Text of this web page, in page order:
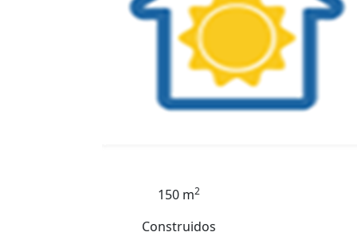
150 m2
Construidos